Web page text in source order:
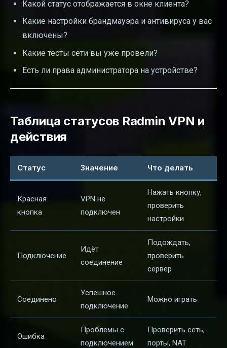
Какой статус отображается в окне клиента?
Какие настройки брандмауэра и антивируса у вас
включены?
Какие тесты сети вы уже провели?
Есть ли права администратора на устройстве?
Таблица статусов Radmin VPN и
действия
Статус Значение Что делать
Красная
кнопка
VPN не
подключен
Нажать кнопку,
проверить
настройки
Подключение
Идёт
соединение
Подождать,
проверить
сервер
Соединено
Успешное
подключение
Можно играть
Ошибка
Проблемы с
подключением
Проверить сеть,
порты, NAT